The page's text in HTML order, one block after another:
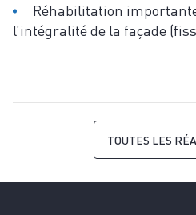
Réhabilitation
l’intégralité de la façade
TOUTES LES